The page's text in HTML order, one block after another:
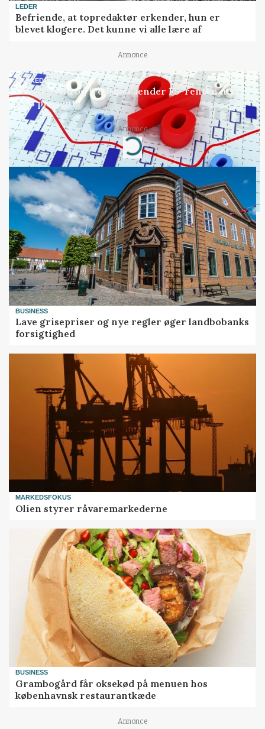
LEDER
Befriende, at topredaktør erkender, hun er
blevet klogere. Det kunne vi alle lære af
Annonce
MARKED
Olieprisfald og fredshåb sender F5-renten ned
på 3 procent
Annonce
Loading...
BUSINESS
Lave grisepriser og nye regler øger landbobanks
forsigtighed
MARKEDSFOKUS
Olien styrer råvaremarkederne
BUSINESS
Grambogård får oksekød på menuen hos
københavnsk restaurantkæde
Annonce